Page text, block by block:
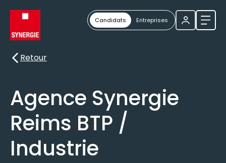
Candidats Entreprises
Retour
Retour
Agence Synergie
Reims BTP /
Industrie